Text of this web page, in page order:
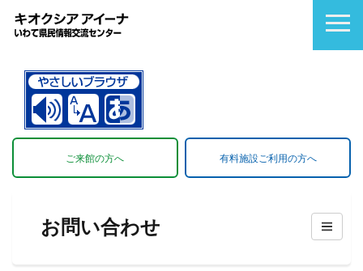
ご来館の方へ 有料施設ご利用の方へ
お問い合わせ